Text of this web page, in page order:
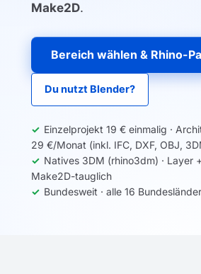
Make2D.
Bereich wählen & Rhino-
Du nutzt Blender?
Einzelprojekt 19 € einmalig ·
29 €/Monat (inkl. IFC, DXF, OBJ,
Natives 3DM (rhino3dm) · Layer
Make2D-tauglich
Bundesweit · alle 16 Bundesländer